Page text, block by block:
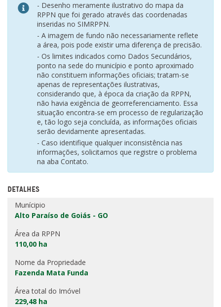
- Desenho meramente ilustrativo do mapa da
RPPN que foi gerado através das coordenadas
inseridas no SIMRPPN.
- A imagem de fundo não necessariamente reflete
a área, pois pode existir uma diferença de precisão.
- Os limites indicados como Dados Secundários,
ponto na sede do município e ponto aproximado
não constituem informações oficiais; tratam-se
apenas de representações ilustrativas,
considerando que, à época da criação da RPPN,
não havia exigência de georreferenciamento. Essa
situação encontra-se em processo de regularização
e, tão logo seja concluída, as informações oficiais
serão devidamente apresentadas.
- Caso identifique qualquer inconsistência nas
informações, solicitamos que registre o problema
na aba Contato.
DETALHES
Munícipio
Alto Paraíso de Goiás - GO
Área da RPPN
110,00 ha
Nome da Propriedade
Fazenda Mata Funda
Área total do Imóvel
229,48 ha